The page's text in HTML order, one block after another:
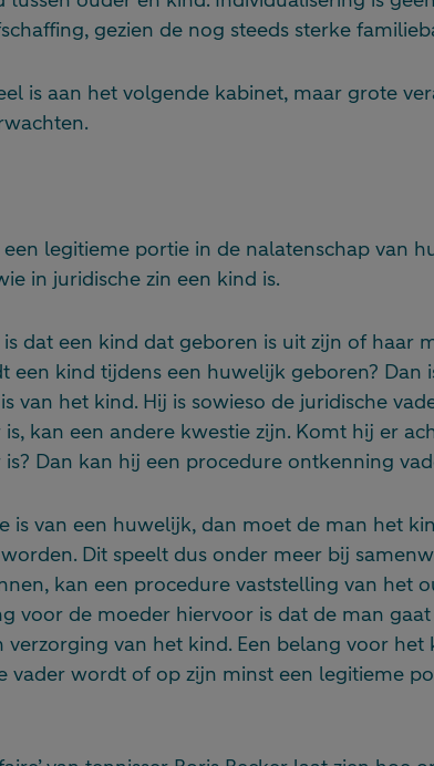
gezien de nog steeds sterke
is aan het volgende kabinet, maar grote
legitieme portie in de nalatenschap van
in juridische zin een kind is.
dat een kind dat geboren is uit zijn of haar
een kind tijdens een huwelijk geboren? Dan
van het kind. Hij is sowieso de juridische
kan een andere kwestie zijn. Komt hij er
Dan kan hij een procedure ontkenning
is van een huwelijk, dan moet de man het
Dit speelt dus onder meer bij
kan een procedure vaststelling van het
voor de moeder hiervoor is dat de man
verzorging van het kind. Een belang voor het
vader wordt of op zijn minst een legitieme